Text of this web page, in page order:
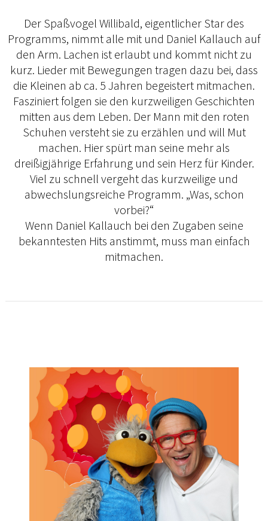
Der Spaßvogel Willibald, eigentlicher Star des
Programms, nimmt alle mit und Daniel Kallauch auf
den Arm. Lachen ist erlaubt und kommt nicht zu
kurz. Lieder mit Bewegungen tragen dazu bei, dass
die Kleinen ab ca. 5 Jahren begeistert mitmachen.
Fasziniert folgen sie den kurzweiligen Geschichten
mitten aus dem Leben. Der Mann mit den roten
Schuhen versteht sie zu erzählen und will Mut
machen. Hier spürt man seine mehr als
dreißigjährige Erfahrung und sein Herz für Kinder.
Viel zu schnell vergeht das kurzweilige und
abwechslungsreiche Programm. „Was, schon
vorbei?“
Wenn Daniel Kallauch bei den Zugaben seine
bekanntesten Hits anstimmt, muss man einfach
mitmachen.